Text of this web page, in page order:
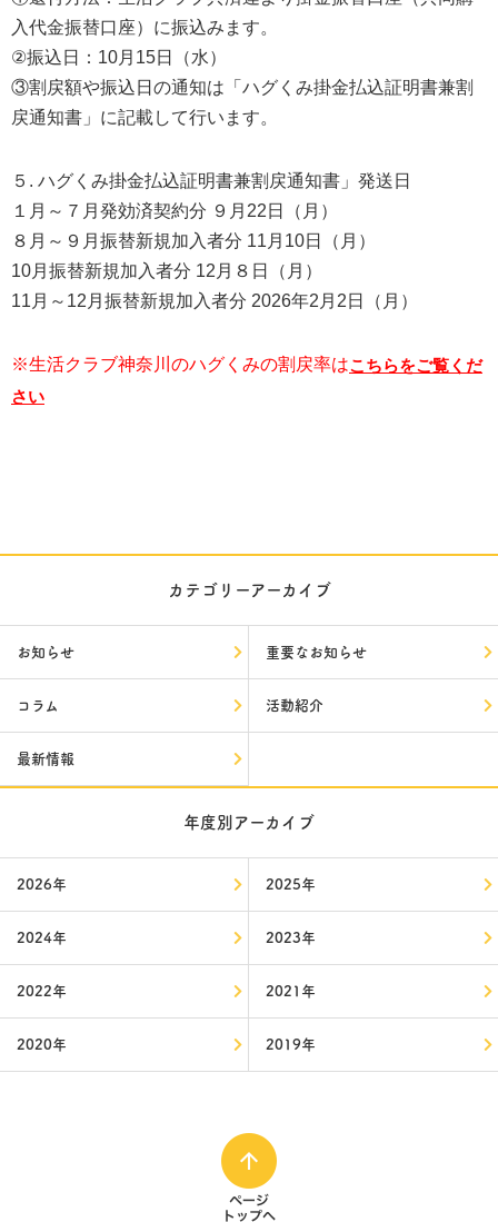
入代金振替口座）に振込みます。
②振込日：10月15日（水）
③割戻額や振込日の通知は「ハグくみ掛金払込証明書兼割
戻通知書」に記載して行います。
５. ハグくみ掛金払込証明書兼割戻通知書」発送日
１月～７月発効済契約分 ９月22日（月）
８月～９月振替新規加入者分 11月10日（月）
10月振替新規加入者分 12月８日（月）
11月～12月振替新規加入者分 2026年2月2日（月）
※生活クラブ神奈川のハグくみの割戻率はこちらをご覧くだ
さい
カテゴリーアーカイブ
お知らせ 重要なお知らせ
コラム 活動紹介
最新情報
年度別アーカイブ
2026年 2025年
2024年 2023年
2022年 2021年
2020年 2019年